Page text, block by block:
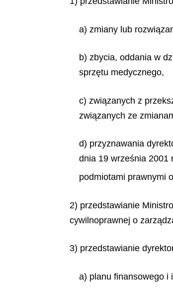
a) zmiany lub
b) zbycia, oddania w
sprzętu medycznego,
c) związanych z
związanych ze
d) przyznawania
dnia 19 września 2001
podmiotami prawnymi
2) przedstawianie
cywilnoprawnej o
3) przedstawianie
a) planu finansowego i